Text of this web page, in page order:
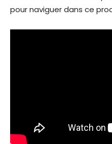
pour naviguer dans ce